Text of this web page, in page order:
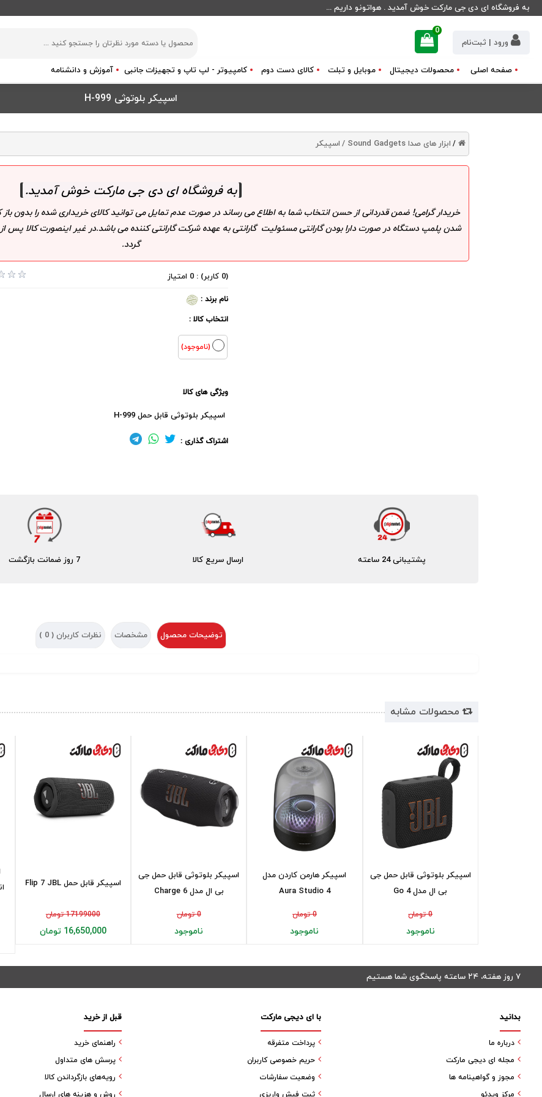
به فروشگاه ای دی جی مارکت خوش آمدید . هواتونو داریم ...
ورود | ثبت‌نام
0
صفحه اصلی محصولات دیجیتال موبایل و تبلت کالای دست دوم کامپیوتر - لپ تاپ و تجهیزات جانبی آموزش و دانشنامه
اسپیکر بلوتوثی H-999
/ ابزار های صدا Sound Gadgets / اسپیکر
به فروشگاه ای دی جی مارکت خوش آمدید.
خریدار گرامی! ضمن قدردانی از حسن انتخاب شما به اطلاع می رساند در صورت عدم تمایل می توانید کالای خریداری شده را
شدن پلمپ دستگاه در صورت دارا بودن گارانتی مسئولیت گارانتی به عهده شرکت گارانتی کننده می باشد.در غیر اینصورت کالا
گردد.
(0 کاربر) : 0 امتیاز
نام برند :
انتخاب کالا :
(ناموجود)
ویژگی های کالا
اسپیکر بلوتوثی قابل حمل H-999
اشتراک گذاری :
7 روز ضمانت بازگشت ارسال سریع کالا پشتیبانی 24 ساعته
توضیحات محصول مشخصات نظرات کاربران ( 0
)
محصولات مشابه
اسپیکر قابل حمل Flip 7 JBL
17199000 تومان
16,650,000 تومان
اسپیکر بلوتوثی قابل حمل جی
بی ال مدل Charge 6
0 تومان
ناموجود
اسپیکر هارمن کاردن مدل
Aura Studio 4
0 تومان
ناموجود
اسپیکر بلوتوثی قابل حمل جی
بی ال مدل Go 4
0 تومان
ناموجود
۷ روز هفته، ۲۴ ساعته پاسخگوی شما هستیم
قبل از خرید
راهنمای خرید
پرسش های متداول
رویه‌های بازگرداندن کالا
روش و هزینه های ارسال
با ای دیجی مارکت
پرداخت متفرقه
حریم خصوصی کاربران
وضعیت سفارشات
ثبت فیش واریزی
بدانید
درباره ما
مجله ای دیجی مارکت
مجوز و گواهینامه ها
مرکز ویدئو